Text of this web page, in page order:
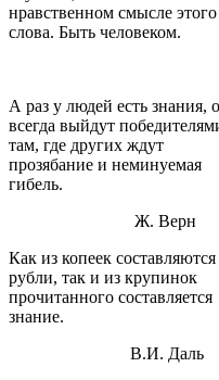
нравственном смысле этого
слова. Быть человеком.
А раз у людей есть знания,
всегда выйдут
там, где других ждут
прозябание и неминуемая
гибель.
Ж. Верн
Как из копеек составляются
рубли, так и из крупинок
прочитанного составляется
знание.
В.И. Даль